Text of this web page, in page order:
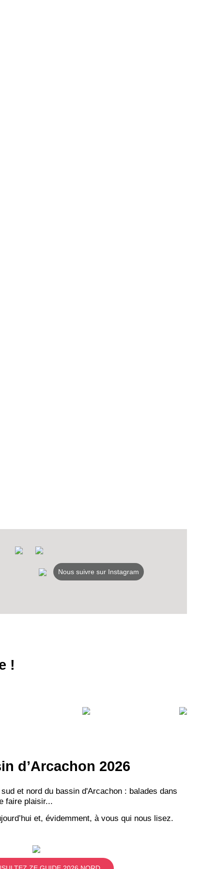
Nous suivre sur Instagram
!
d’Arcachon 2026
et nord du bassin d'Arcachon : balades dans
faire plaisir...
et, évidemment, à vous qui nous lisez.